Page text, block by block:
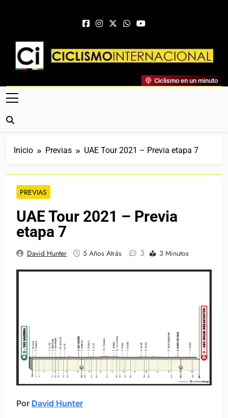
Ciclismo Internacional
Web Dedicada Al Ciclismo Mundial. Entrevistas, Análisis,
Crónicas, Previas Y Más. La Web Ciclista De Referencia.
Ciclismo en un minuto
Inicio Previas UAE Tour 2021 – Previa etapa 7
PREVIAS
UAE Tour 2021 – Previa
etapa 7
David Hunter 5 Años Atrás 3 3 Minutos
Por David Hunter